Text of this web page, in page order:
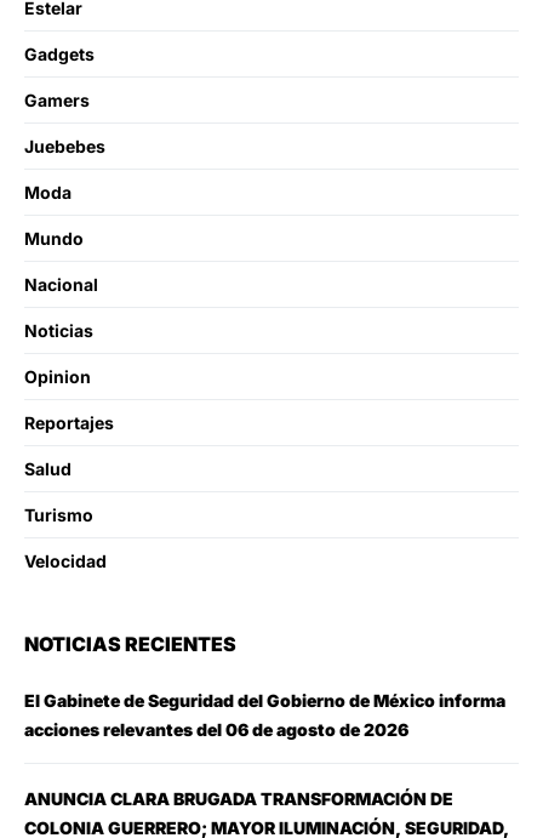
Estelar
Gadgets
Gamers
Juebebes
Moda
Mundo
Nacional
Noticias
Opinion
Reportajes
Salud
Turismo
Velocidad
NOTICIAS RECIENTES
El Gabinete de Seguridad del Gobierno de México informa
acciones relevantes del 06 de agosto de 2026
ANUNCIA CLARA BRUGADA TRANSFORMACIÓN DE
COLONIA GUERRERO; MAYOR ILUMINACIÓN, SEGURIDAD,